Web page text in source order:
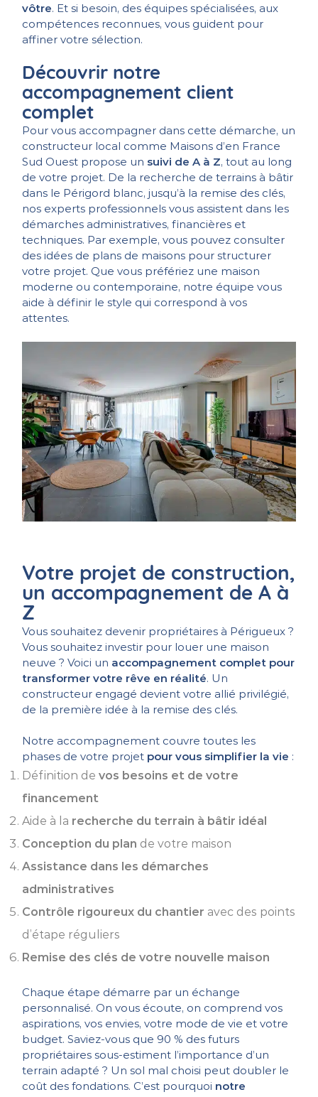
vôtre. Et si besoin, des équipes spécialisées, aux
compétences reconnues, vous guident pour
affiner votre sélection.
Découvrir notre
accompagnement client
complet
Pour vous accompagner dans cette démarche, un
constructeur local comme Maisons d’en France
Sud Ouest propose un suivi de A à Z, tout au long
de votre projet. De la recherche deterrains à bâtir
dans le Périgord blanc, jusqu’à la remise des clés,
nos experts professionnels vous assistent dans les
démarches administratives, financières et
techniques. Par exemple, vous pouvez consulter
desidées de plans de maisons pour structurer
votre projet. Que vous préfériez une maison
moderne ou contemporaine, notre équipe vous
aide à définir le style qui correspond à vos
attentes.
Votre projet de construction,
un accompagnement de A à
Z
Vous souhaitez devenir propriétaires à Périgueux ?
Vous souhaitez investir pour louer une maison
neuve ? Voici un accompagnement complet pour
transformer votre rêve en réalité. Un
constructeur engagé devient votre allié privilégié,
de la première idée à la remise des clés.
Notre accompagnement couvre toutes les
phases de votre projet pour vous simplifier la vie :
Définition devos besoins et de votre
financement
Aide à la recherche du terrain à bâtir idéal
Conception du plan de votre maison
Assistance dans les démarches
administratives
Contrôle rigoureux du chantier avec des points
d’étape réguliers
Remise des clés de votre nouvelle maison
Chaque étape démarre par un échange
personnalisé. On vous écoute, on comprend vos
aspirations, vos envies, votre mode de vie et votre
budget. Saviez-vous que 90 % des futurs
propriétaires sous-estiment l’importance d’un
terrain adapté ? Un sol mal choisi peut doubler le
coût des fondations. C’est pourquoi notre